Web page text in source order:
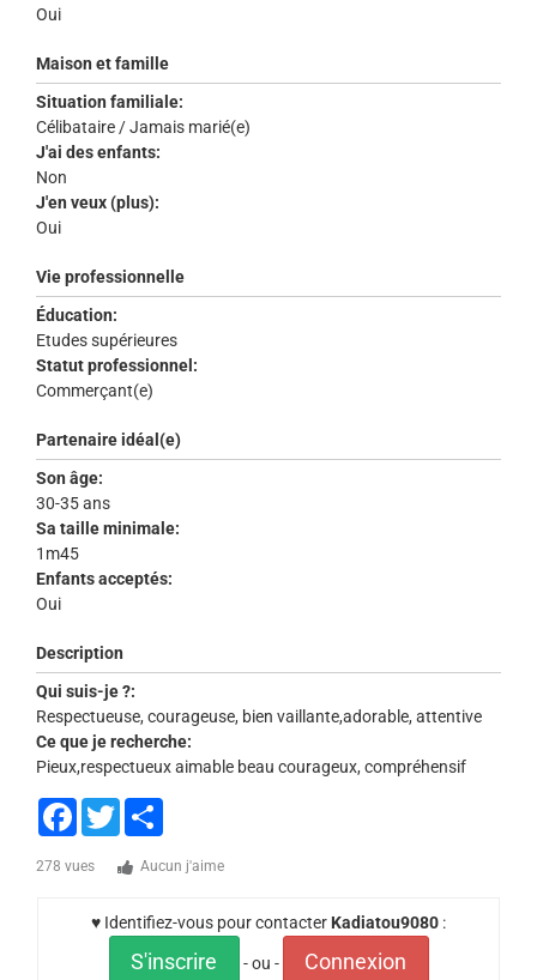
Oui
Maison et famille
Situation familiale:
Célibataire / Jamais marié(e)
J'ai des enfants:
Non
J'en veux (plus):
Oui
Vie professionnelle
Éducation:
Etudes supérieures
Statut professionnel:
Commerçant(e)
Partenaire idéal(e)
Son âge:
30-35 ans
Sa taille minimale:
1m45
Enfants acceptés:
Oui
Description
Qui suis-je ?:
Respectueuse, courageuse, bien vaillante,adorable, attentive
Ce que je recherche:
Pieux,respectueux aimable beau courageux, compréhensif
Facebook
Twitter
278 vues Aucun j'aime
♥ Identifiez-vous pour contacter Kadiatou9080 :
S'inscrire - ou - Connexion